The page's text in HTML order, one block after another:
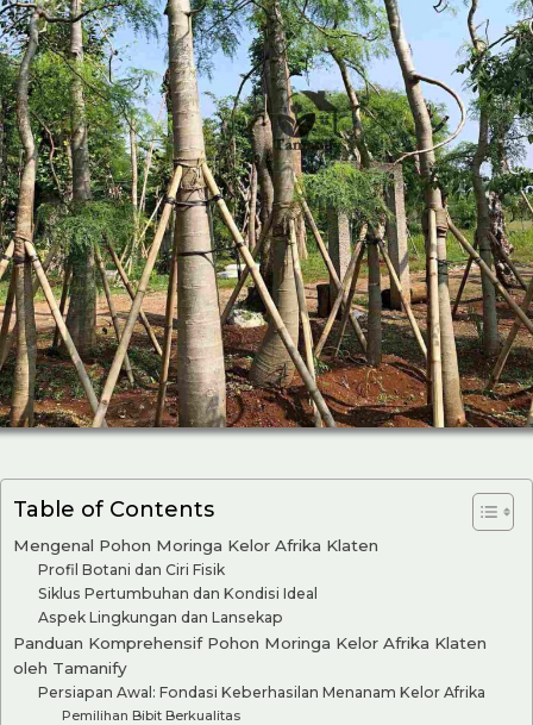
Table of Contents
Mengenal Pohon Moringa Kelor Afrika Klaten
Profil Botani dan Ciri Fisik
Siklus Pertumbuhan dan Kondisi Ideal
Aspek Lingkungan dan Lansekap
Panduan Komprehensif Pohon Moringa Kelor Afrika Klaten
oleh Tamanify
Persiapan Awal: Fondasi Keberhasilan Menanam Kelor Afrika
Pemilihan Bibit Berkualitas